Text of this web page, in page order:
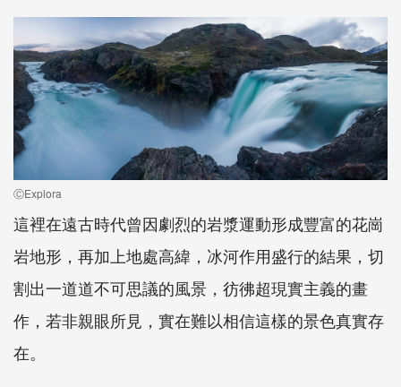
ⒸExplora
這裡在遠古時代曾因劇烈的岩漿運動形成豐富的花崗
岩地形，再加上地處高緯，冰河作用盛行的結果，切
割出一道道不可思議的風景，彷彿超現實主義的畫
作，若非親眼所見，實在難以相信這樣的景色真實存
在。